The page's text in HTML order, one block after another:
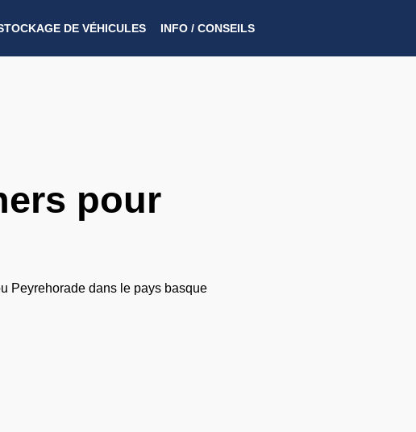
DE VÉHICULES INFO / CONSEILS​
pour
Peyrehorade dans le pays basque